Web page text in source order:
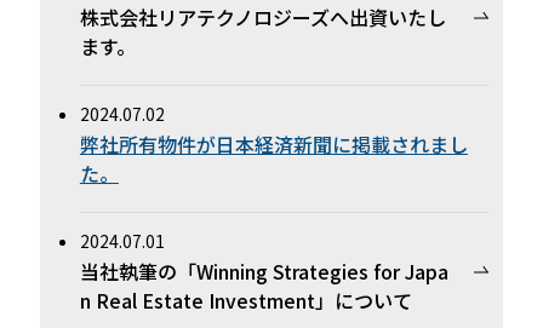
株式会社リアテクノロジーズへ出資いたし
ます。
2024.07.02
弊社所有物件が日本経済新聞に掲載されまし
た。
2024.07.01
当社執筆の「Winning Strategies for Japa
n Real Estate Investment」について